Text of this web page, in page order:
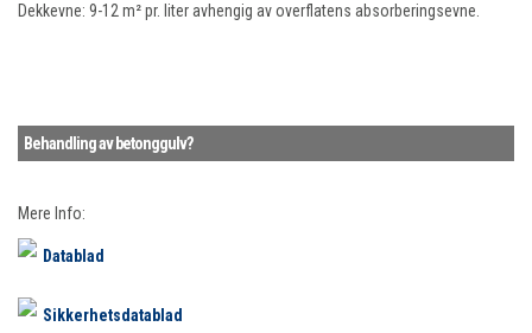
Dekkevne: 9-12 m² pr. liter avhengig av overflatens absorberingsevne.
Behandling av betonggulv?
Mere Info:
Datablad
Sikkerhetsdatablad